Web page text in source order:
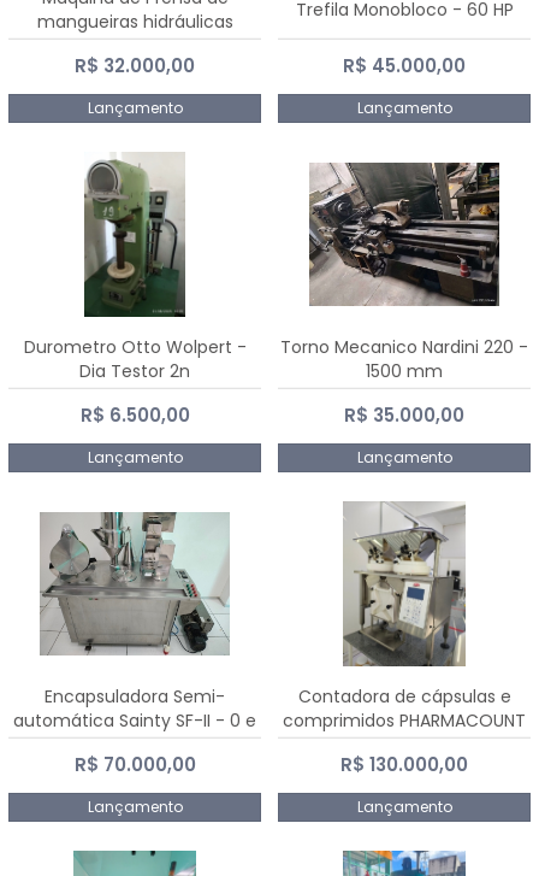
mangueiras hidráulicas
PE50TF - 2017
R$ 32.000,00
Lançamento
Trefila Monobloco - 60 HP
R$ 45.000,00
Lançamento
Durometro Otto Wolpert -
Dia Testor 2n
R$ 6.500,00
Lançamento
Torno Mecanico Nardini 220 -
1500 mm
R$ 35.000,00
Lançamento
Encapsuladora Semi-
automática Sainty SF-II - 0 e
00
R$ 70.000,00
Lançamento
Contadora de cápsulas e
comprimidos PHARMACOUNT
- 2-2R3
R$ 130.000,00
Lançamento